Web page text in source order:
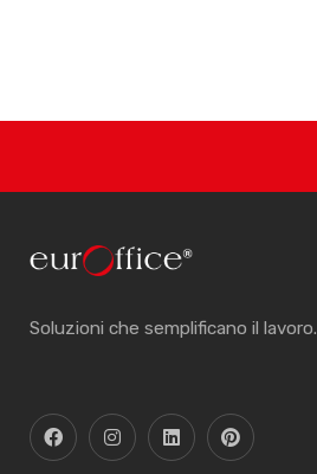
Soluzioni che semplificano il lavoro.